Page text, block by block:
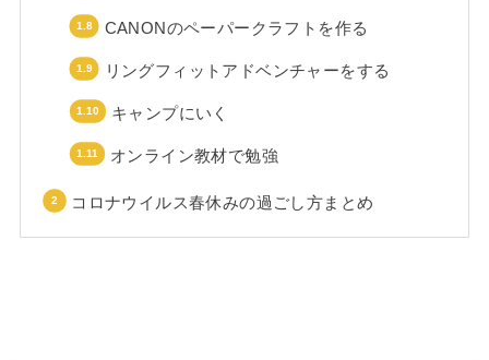
CANONのペーパークラフトを作る
リングフィットアドベンチャーをする
キャンプにいく
オンライン教材で勉強
コロナウイルス春休みの過ごし方まとめ